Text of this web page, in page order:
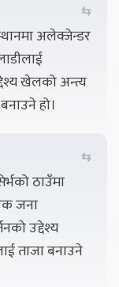
⇆
अलेक्जेन्डर
खेलको अन्त्य
हो।
⇆
ठाउँमा
जना
उद्देश्य
ताजा बनाउने